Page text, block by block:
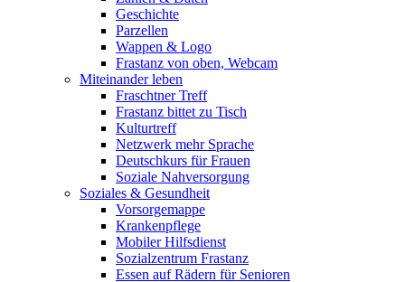
Geschichte
Parzellen
Wappen & Logo
Frastanz von oben, Webcam
Miteinander leben
Fraschtner Treff
Frastanz bittet zu Tisch
Kulturtreff
Netzwerk mehr Sprache
Deutschkurs für Frauen
Soziale Nahversorgung
Soziales & Gesundheit
Vorsorgemappe
Krankenpflege
Mobiler Hilfsdienst
Sozialzentrum Frastanz
Essen auf Rädern für Senioren